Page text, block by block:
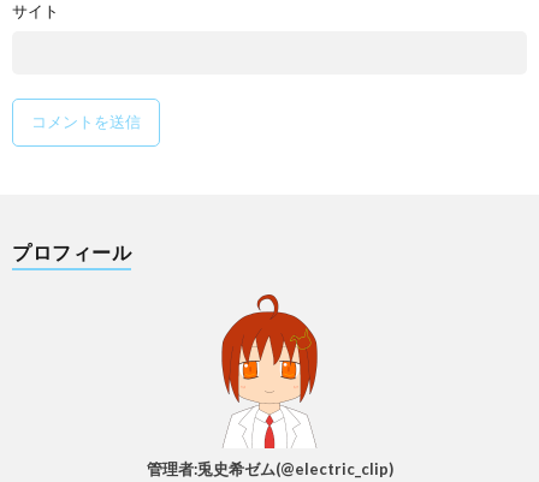
サイト
プロフィール
管理者:兎史希ゼム(@electric_clip)